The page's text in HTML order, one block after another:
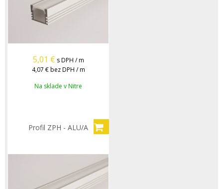
5,01 € s DPH / m
4,07 € bez DPH / m
Na sklade v Nitre
Profil ZPH - ALU/A